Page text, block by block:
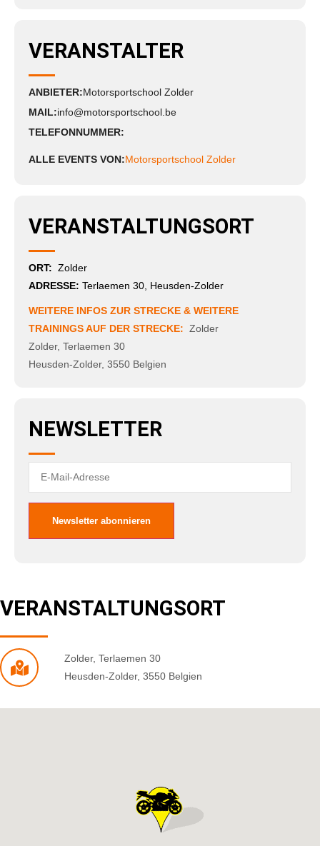
VERANSTALTER
ANBIETER:Motorsportschool Zolder
MAIL:info@motorsportschool.be
TELEFONNUMMER:
ALLE EVENTS VON:Motorsportschool Zolder
VERANSTALTUNGSORT
ORT: Zolder
ADRESSE: Terlaemen 30, Heusden-Zolder
WEITERE INFOS ZUR STRECKE & WEITERE
TRAININGS AUF DER STRECKE: Zolder
Zolder, Terlaemen 30
Heusden-Zolder, 3550 Belgien
NEWSLETTER
VERANSTALTUNGSORT
Zolder, Terlaemen 30
Heusden-Zolder, 3550 Belgien